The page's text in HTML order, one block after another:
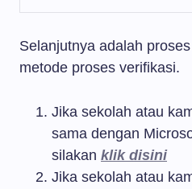
Selanjutnya adalah
metode proses verifikasi.
Jika sekolah atau
sama dengan
silakan klik disini
Jika sekolah atau